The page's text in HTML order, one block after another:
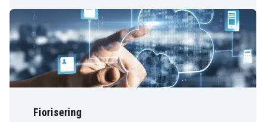
Fiorisering